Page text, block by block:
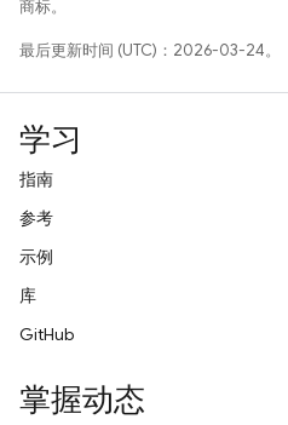
商标。
最后更新时间 (UTC)：2026-03-24。
学习
指南
参考
示例
库
GitHub
掌握动态